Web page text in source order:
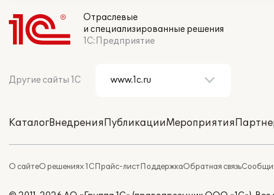
Отраслевые
и специализированные решения
1С:Предприятие
Другие сайты 1С
КаталогВнедренияПубликацииМероприятия
О сайтеО решениях 1СПрайс-листПоддержкаОбратная связь